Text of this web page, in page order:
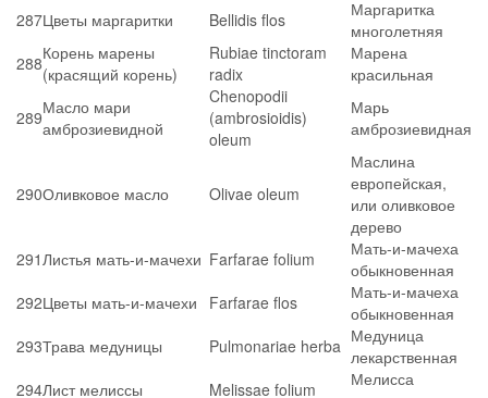
287Цветы маргаритки Bellidis flos
Маргаритка
многолетняя
288Корень марены
(красящий корень)
Rubiae tinctoram
radix
Марена
красильная
289Масло мари
амброзиевидной
Chenopodii
(ambrosioidis)
oleum
Марь
амброзиевидная
290Оливковое масло Olivae oleum
Маслина
европейская,
или оливковое
дерево
291Листья мать-и-мачехи Farfarae folium
Мать-и-мачеха
обыкновенная
292Цветы мать-и-мачехи Farfarae flos
Мать-и-мачеха
обыкновенная
293Трава медуницы Pulmonariae herba Медуница
лекарственная
294Лист мелиссы Melissae folium
Мелисса